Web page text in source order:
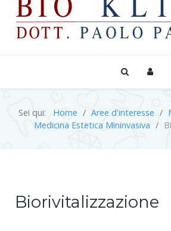
Sei qui: Home Aree d'interesse
Medicina Estetica Mininvasiva
Biorivitalizzazione